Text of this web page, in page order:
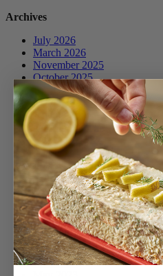
Archives
July 2026
March 2026
November 2025
October 2025
April 2025
March 2025
January 2025
December 2024
November 2024
October 2024
June 2024
April 2024
March 2024
February 2024
December 2023
November 2023
October 2023
July 2023
June 2023